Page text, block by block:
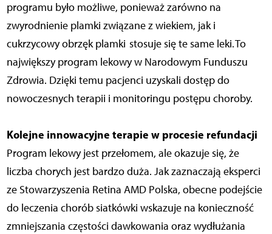
programu było możliwe, ponieważ zarówno na
zwyrodnienie plamki związane z wiekiem, jak i
cukrzycowy obrzęk plamki stosuje się te same leki. To
największy program lekowy w Narodowym Funduszu
Zdrowia. Dzięki temu pacjenci uzyskali dostęp do
nowoczesnych terapii i monitoringu postępu choroby.
Kolejne innowacyjne terapie w procesie refundacji
Program lekowy jest przełomem, ale okazuje się, że
liczba chorych jest bardzo duża. Jak zaznaczają eksperci
ze Stowarzyszenia Retina AMD Polska, obecne podejście
do leczenia chorób siatkówki wskazuje na konieczność
zmniejszania częstości dawkowania oraz wydłużania